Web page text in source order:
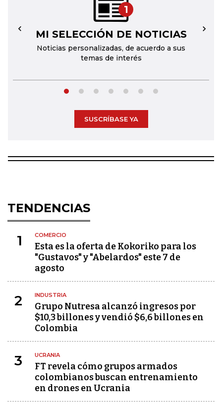
1
MI SELECCIÓN DE NOTICIAS
Noticias personalizadas, de acuerdo a sus
temas de interés
← →
SUSCRÍBASE YA
TENDENCIAS
1 COMERCIO
Esta es la oferta de Kokoriko para los
"Gustavos" y "Abelardos" este 7 de
agosto
2 INDUSTRIA
Grupo Nutresa alcanzó ingresos por
$10,3 billones y vendió $6,6 billones en
Colombia
3 UCRANIA
FT revela cómo grupos armados
colombianos buscan entrenamiento
en drones en Ucrania